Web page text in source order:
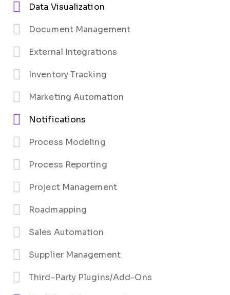
Data Visualization
Document Management
External Integrations
Inventory Tracking
Marketing Automation
Notifications
Process Modeling
Process Reporting
Project Management
Roadmapping
Sales Automation
Supplier Management
Third-Party Plugins/Add-Ons